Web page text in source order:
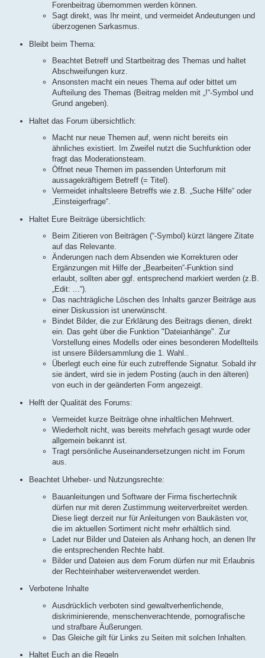
Forenbeitrag übernommen werden können.
Sagt direkt, was Ihr meint, und vermeidet Andeutungen und
überzogenen Sarkasmus.
Bleibt beim Thema:
Beachtet Betreff und Startbeitrag des Themas und haltet
Abschweifungen kurz.
Ansonsten macht ein neues Thema auf oder bittet um
Aufteilung des Themas (Beitrag melden mit „!“-Symbol und
Grund angeben).
Haltet das Forum übersichtlich:
Macht nur neue Themen auf, wenn nicht bereits ein
ähnliches existiert. Im Zweifel nutzt die Suchfunktion oder
fragt das Moderationsteam.
Öffnet neue Themen im passenden Unterforum mit
aussagekräftigem Betreff (= Titel).
Vermeidet inhaltsleere Betreffs wie z.B. „Suche Hilfe“ oder
„Einsteigerfrage“.
Haltet Eure Beiträge übersichtlich:
Beim Zitieren von Beiträgen (“-Symbol) kürzt längere Zitate
auf das Relevante.
Änderungen nach dem Absenden wie Korrekturen oder
Ergänzungen mit Hilfe der „Bearbeiten“-Funktion sind
erlaubt, sollten aber ggf. entsprechend markiert werden (z.B.
„Edit: ...“).
Das nachträgliche Löschen des Inhalts ganzer Beiträge aus
einer Diskussion ist unerwünscht.
Bindet Bilder, die zur Erklärung des Beitrags dienen, direkt
ein. Das geht über die Funktion "Dateianhänge". Zur
Vorstellung eines Modells oder eines besonderen Modellteils
ist unsere Bildersammlung die 1. Wahl..
Überlegt euch eine für euch zutreffende Signatur. Sobald ihr
sie ändert, wird sie in jedem Posting (auch in den älteren)
von euch in der geänderten Form angezeigt.
Helft der Qualität des Forums:
Vermeidet kurze Beiträge ohne inhaltlichen Mehrwert.
Wiederholt nicht, was bereits mehrfach gesagt wurde oder
allgemein bekannt ist.
Tragt persönliche Auseinandersetzungen nicht im Forum
aus.
Beachtet Urheber- und Nutzungsrechte:
Bauanleitungen und Software der Firma fischertechnik
dürfen nur mit deren Zustimmung weiterverbreitet werden.
Diese liegt derzeit nur für Anleitungen von Baukästen vor,
die im aktuellen Sortiment nicht mehr erhältlich sind.
Ladet nur Bilder und Dateien als Anhang hoch, an denen Ihr
die entsprechenden Rechte habt.
Bilder und Dateien aus dem Forum dürfen nur mit Erlaubnis
der Rechteinhaber weiterverwendet werden.
Verbotene Inhalte
Ausdrücklich verboten sind gewaltverherrlichende,
diskriminierende, menschenverachtende, pornografische
und strafbare Äußerungen.
Das Gleiche gilt für Links zu Seiten mit solchen Inhalten.
Haltet Euch an die Regeln